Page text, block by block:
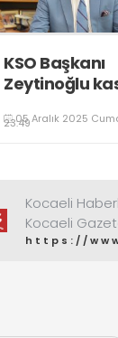
KSO Başkanı
Zeytinoğlu
verilerini
05 Aralık 2025
23:49
Kocaeli
Kocaeli
https://